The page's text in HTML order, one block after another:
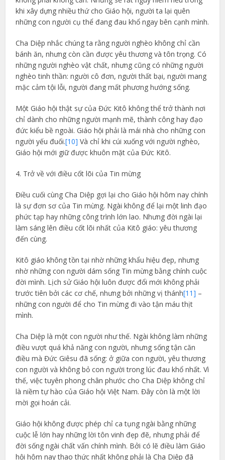
khi xây dựng nhiều thứ cho Giáo hội, người ta lại quên
những con người cụ thể đang đau khổ ngay bên cạnh mình.
Cha Diệp nhắc chúng ta rằng người nghèo không chỉ cần
bánh ăn, nhưng còn cần được yêu thương và tôn trọng. Có
những người nghèo vật chất, nhưng cũng có những người
nghèo tinh thần: người cô đơn, người thất bại, người mang
mặc cảm tội lỗi, người đang mất phương hướng sống.
Một Giáo hội thật sự của Đức Kitô không thể trở thành nơi
chỉ dành cho những người mạnh mẽ, thành công hay đạo
đức kiểu bề ngoài. Giáo hội phải là mái nhà cho những con
người yếu đuối.[10] Và chỉ khi cúi xuống với người nghèo,
Giáo hội mới giữ được khuôn mặt của Đức Kitô.
4. Trở về với điều cốt lõi của Tin mừng
Điều cuối cùng Cha Diệp gợi lại cho Giáo hội hôm nay chính
là sự đơn sơ của Tin mừng. Ngài không để lại một linh đạo
phức tạp hay những công trình lớn lao. Nhưng đời ngài lại
làm sáng lên điều cốt lõi nhất của Kitô giáo: yêu thương
đến cùng.
Kitô giáo không tồn tại nhờ những khẩu hiệu đẹp, nhưng
nhờ những con người dám sống Tin mừng bằng chính cuộc
đời mình. Lịch sử Giáo hội luôn được đổi mới không phải
trước tiên bởi các cơ chế, nhưng bởi những vị thánh[11] –
những con người để cho Tin mừng đi vào tận máu thịt
mình.
Cha Diệp là một con người như thế. Ngài không làm những
điều vượt quá khả năng con người, nhưng sống tận căn
điều mà Đức Giêsu đã sống: ở giữa con người, yêu thương
con người và không bỏ con người trong lúc đau khổ nhất. Vì
thế, việc tuyên phong chân phước cho Cha Diệp không chỉ
là niềm tự hào của Giáo hội Việt Nam. Đây còn là một lời
mời gọi hoán cải.
Giáo hội không được phép chỉ ca tụng ngài bằng những
cuộc lễ lớn hay những lời tôn vinh đẹp đẽ, nhưng phải để
đời sống ngài chất vấn chính mình. Bởi có lẽ điều làm Giáo
hội hôm nay thao thức nhất không phải là Cha Diệp đã